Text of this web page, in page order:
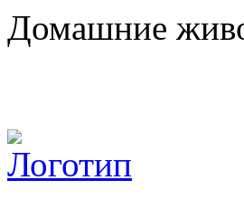
Домашние